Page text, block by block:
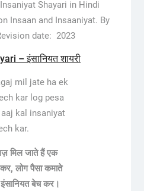
Shayari in Hindi
Insaan and Insaaniyat. By
date: 2023
– इंसानियत शायरी
mil jate ha ek
kar log pesa
kal insaniyat
kar.
मिल जाते हैं एक
लोग पैसा कमाते
बेच कर।